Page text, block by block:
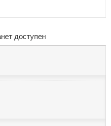
доступен